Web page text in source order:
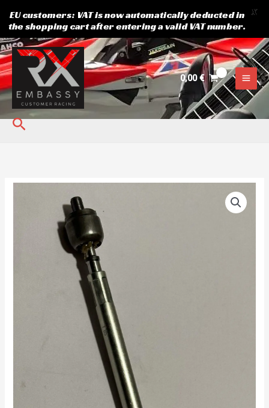
Skip
to
content
0,00€
Search
EU customers: VAT is now automatically deducted in
the shopping cart after entering a valid VAT number.
X